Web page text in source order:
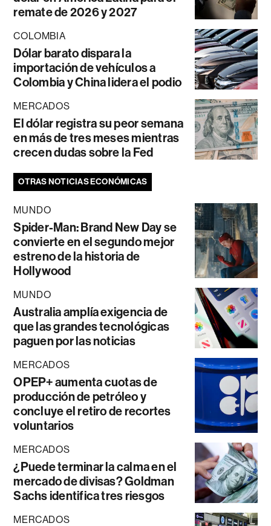
remate de 2026 y 2027
COLOMBIA
Dólar barato dispara la
importación de vehículos a
Colombia y China lidera el podio
MERCADOS
El dólar registra su peor semana
en más de tres meses mientras
crecen dudas sobre la Fed
OTRAS NOTICIAS ECONÓMICAS
MUNDO
Spider-Man: Brand New Day se
convierte en el segundo mejor
estreno de la historia de
Hollywood
MUNDO
Australia amplía exigencia de
que las grandes tecnológicas
paguen por las noticias
MERCADOS
OPEP+ aumenta cuotas de
producción de petróleo y
concluye el retiro de recortes
voluntarios
MERCADOS
¿Puede terminar la calma en el
mercado de divisas? Goldman
Sachs identifica tres riesgos
MERCADOS